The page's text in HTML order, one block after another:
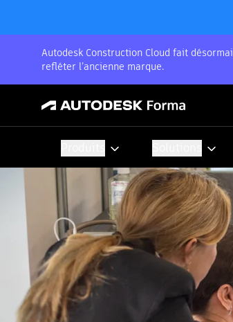
Autodesk Construction Cloud fait
refléter l’ancienne marque.